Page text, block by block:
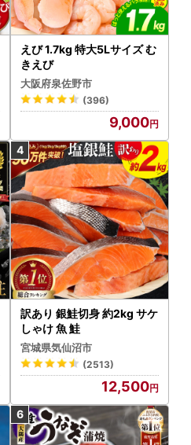
えび 1.7kg 特大5Lサイズ む
きえび
大阪府泉佐野市
(396)
9,000
訳あり 銀鮭切身 約2kg サケ
しゃけ 魚 鮭
宮城県気仙沼市
(2513)
12,500